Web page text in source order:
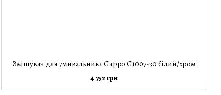
Змішувач для умивальника Gappo G1007-30 білий/хром
4 752 грн